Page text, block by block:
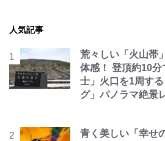
人気記事
荒々しい「火山帯
体感！ 登頂約10
士」火口を1周す
グ」パノラマ絶景
青く美しい「幸せ